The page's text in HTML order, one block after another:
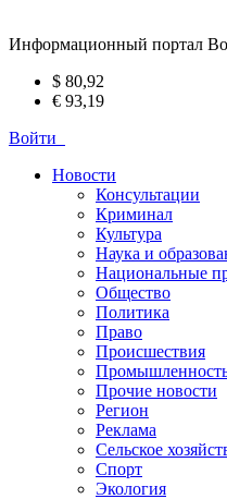
Информационный портал
$ 80,92
€ 93,19
Войти
Новости
Консультации
Криминал
Культура
Наука и
Национальные
Общество
Политика
Право
Происшествия
Прочие новости
Регион
Реклама
Сельское
Спорт
Экология